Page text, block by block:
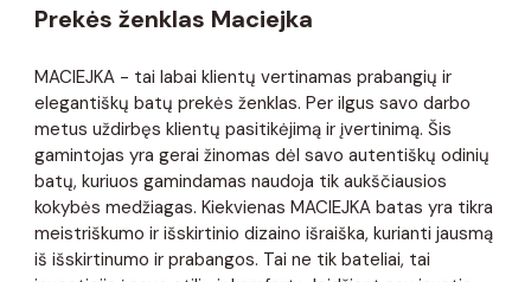
Prekės ženklas Maciejka
MACIEJKA - tai labai klientų vertinamas prabangių ir
elegantiškų batų prekės ženklas. Per ilgus savo darbo
metus uždirbęs klientų pasitikėjimą ir įvertinimą. Šis
gamintojas yra gerai žinomas dėl savo autentiškų odinių
batų, kuriuos gamindamas naudoja tik aukščiausios
kokybės medžiagas. Kiekvienas MACIEJKA batas yra tikra
meistriškumo ir išskirtinio dizaino išraiška, kurianti jausmą
iš išskirtinumo ir prabangos. Tai ne tik bateliai, tai